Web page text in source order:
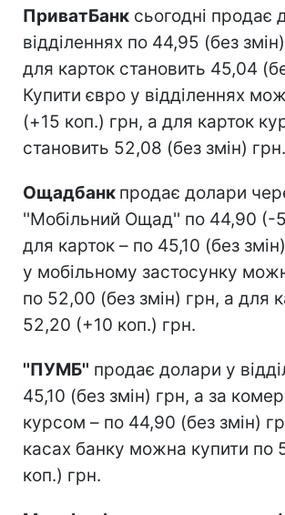
ПриватБанк сьогодні продає
відділеннях по 44,95 (без
для карток становить 45,04
Купити євро у відділеннях
(+15 коп.) грн, а для карток
становить 52,08 (без змін) грн.
Ощадбанк продає долари
''Мобільний Ощад'' по 44,90 (-
для карток – по 45,10 (без
у мобільному застосунку
по 52,00 (без змін) грн, а для
52,20 (+10 коп.) грн.
''ПУМБ'' продає долари у
45,10 (без змін) грн, а за
курсом – по 44,90 (без змін)
касах банку можна купити по
коп.) грн.